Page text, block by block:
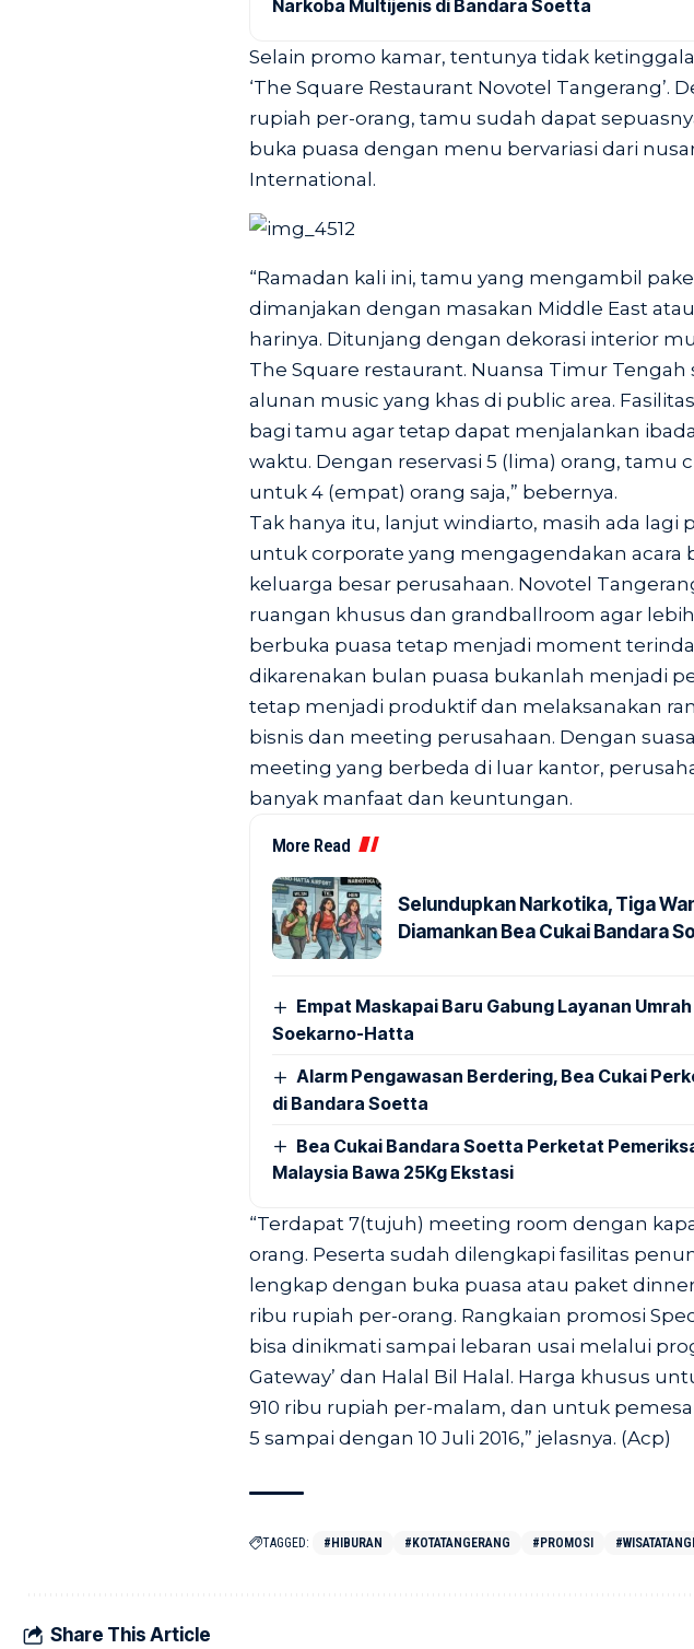
Narkoba Multijenis di Bandara Soetta
Selain promo kamar, tentunya tidak
‘The Square Restaurant Novotel Tangerang’.
rupiah per-orang, tamu sudah dapat
buka puasa dengan menu bervariasi dari
International.
“Ramadan kali ini, tamu yang mengambil
dimanjakan dengan masakan Middle East
harinya. Ditunjang dengan dekorasi interior
The Square restaurant. Nuansa Timur Tengah
alunan music yang khas di public area.
bagi tamu agar tetap dapat menjalankan
waktu. Dengan reservasi 5 (lima) orang, tamu
untuk 4 (empat) orang saja,” bebernya.
Tak hanya itu, lanjut windiarto, masih ada lagi
untuk corporate yang mengagendakan acara
keluarga besar perusahaan. Novotel
ruangan khusus dan grandballroom agar
berbuka puasa tetap menjadi moment
dikarenakan bulan puasa bukanlah menjadi
tetap menjadi produktif dan melaksanakan
bisnis dan meeting perusahaan. Dengan
meeting yang berbeda di luar kantor,
banyak manfaat dan keuntungan.
More Read
Selundupkan Narkotika, Tiga
Diamankan Bea Cukai Bandara
Empat Maskapai Baru Gabung Layanan
Soekarno-Hatta
Alarm Pengawasan Berdering, Bea Cukai
di Bandara Soetta
Bea Cukai Bandara Soetta Perketat
Malaysia Bawa 25Kg Ekstasi
“Terdapat 7(tujuh) meeting room dengan
orang. Peserta sudah dilengkapi fasilitas
lengkap dengan buka puasa atau paket
ribu rupiah per-orang. Rangkaian promosi
bisa dinikmati sampai lebaran usai melalui
Gateway’ dan Halal Bil Halal. Harga khusus
910 ribu rupiah per-malam, dan untuk
5 sampai dengan 10 Juli 2016,” jelasnya. (Acp)
TAGGED: #HIBURAN #KOTATANGERANG #PROMOSI
Share This Article